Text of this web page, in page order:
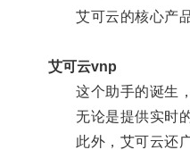
艾可云的核心产品
艾可云vnp
这个助手的诞生，
无论是提供实时的
此外，艾可云还广